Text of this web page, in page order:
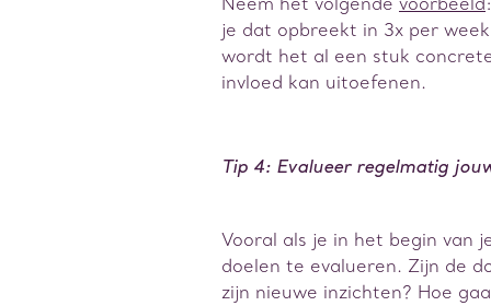
Neem het volgende voorbeeld
je dat opbreekt in 3x per
wordt het al een stuk
invloed kan uitoefenen.
Tip 4: Evalueer regelmatig
Vooral als je in het begin van
doelen te evalueren. Zijn de
zijn nieuwe inzichten? Hoe